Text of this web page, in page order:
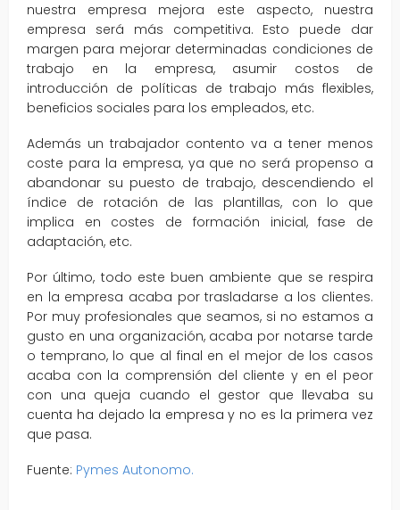
nuestra empresa mejora este aspecto, nuestra
empresa será más competitiva. Esto puede dar
margen para mejorar determinadas condiciones de
trabajo en la empresa, asumir costos de
introducción de políticas de trabajo más flexibles,
beneficios sociales para los empleados, etc.
Además un trabajador contento va a tener menos
coste para la empresa, ya que no será propenso a
abandonar su puesto de trabajo, descendiendo el
índice de rotación de las plantillas, con lo que
implica en costes de formación inicial, fase de
adaptación, etc.
Por último, todo este buen ambiente que se respira
en la empresa acaba por trasladarse a los clientes.
Por muy profesionales que seamos, si no estamos a
gusto en una organización, acaba por notarse tarde
o temprano, lo que al final en el mejor de los casos
acaba con la comprensión del cliente y en el peor
con una queja cuando el gestor que llevaba su
cuenta ha dejado la empresa y no es la primera vez
que pasa.
Fuente: Pymes Autonomo.